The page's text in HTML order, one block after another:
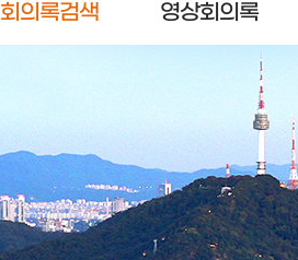
회의록검색 영상회의록